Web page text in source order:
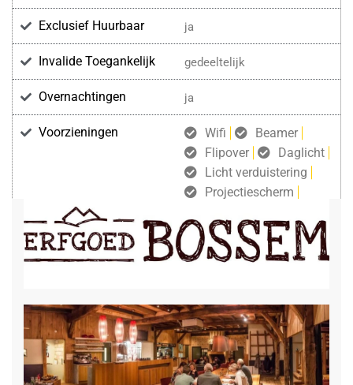
Exclusief Huurbaar ja
Invalide Toegankelijk gedeeltelijk
Overnachtingen ja
Voorzieningen Wifi
Beamer
Flipover
Daglicht
Licht verduistering
Projectiescherm
gratis draadloos internet